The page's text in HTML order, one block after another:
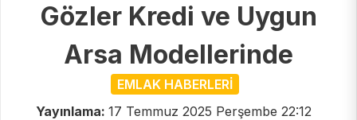
Gözler Kredi ve Uygun
Arsa Modellerinde
EMLAK HABERLERİ
Yayınlama: 17 Temmuz 2025 Perşembe 22:12